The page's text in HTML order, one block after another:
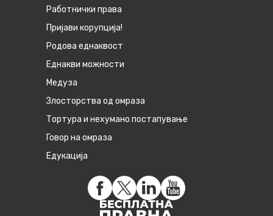
Работнички права
Пријави корупција!
Родова еднаквост
Eднакви можности
Медуза
Злосторства од омраза
Тортура и нехумано постапување
Говор на омраза
Едукација